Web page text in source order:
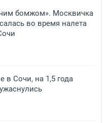
бомжом». Москвичка
во время налета
в Сочи, на 1,5 года